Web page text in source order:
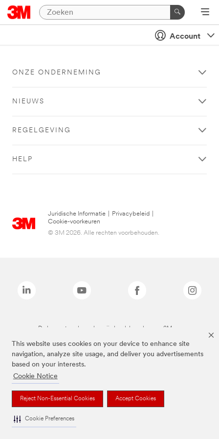
This website uses cookies on your device to enhance site
navigation, analyze site usage, and deliver you advertisements
based on your interests.
Cookie Notice
Reject Non-Essential Cookies Accept Cookies
Cookie Preferences
Account
ONZE ONDERNEMING
NIEUWS
REGELGEVING
HELP
Juridische Informatie Privacybeleid
Cookie-voorkeuren
© 3M 2026. Alle rechten voorbehouden.
De bovenstaande merken zijn handelsmerken van 3M.we